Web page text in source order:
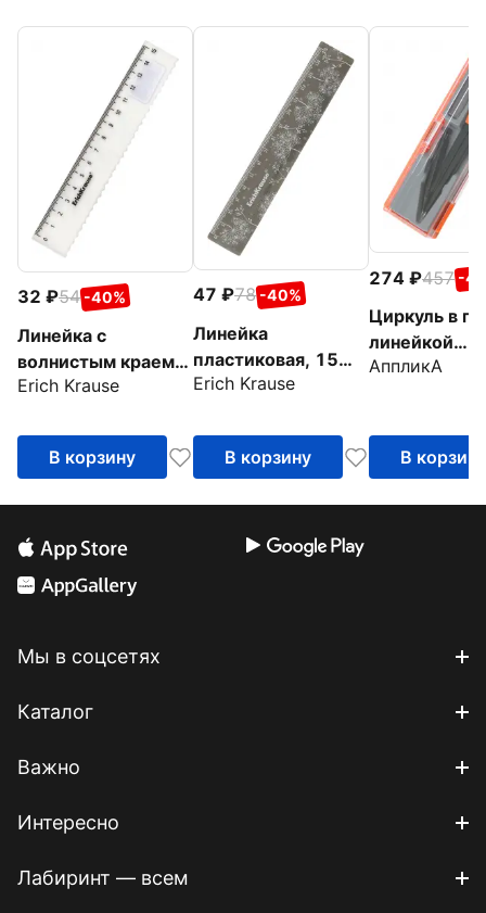
32 54 -40%
Линейка с
волнистым краем
пластиковая
прозрачная
Erich Krause
В корзину
47 78 -40%
Линейка
пластиковая, 15
см, в ассортименте
Erich Krause
В корзину
274 457 -
Циркуль в
линейкой
Оранжевый
АппликА
В корзину
Мы в соцсетях
Каталог
Важно
Интересно
Лабиринт — всем